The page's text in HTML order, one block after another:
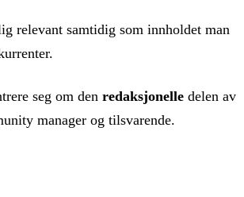
relevant samtidig som innholdet man
seg om den redaksjonelle delen av
manager og tilsvarende.